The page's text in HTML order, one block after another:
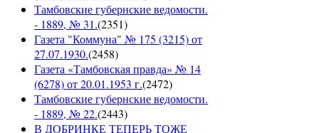
Тамбовские губернские ведомости.
- 1889, № 31.(2351)
Газета "Коммуна" № 175 (3215) от
27.07.1930.(2458)
Газета «Тамбовская правда» № 14
(6278) от 20.01.1953 г.(2472)
Тамбовские губернские ведомости.
- 1889, № 22.(2443)
В ДОБРИНКЕ ТЕПЕРЬ ТОЖЕ